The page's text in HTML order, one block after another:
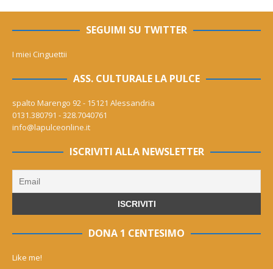
SEGUIMI SU TWITTER
I miei Cinguettii
ASS. CULTURALE LA PULCE
spalto Marengo 92 - 15121 Alessandria
0131.380791 - 328.7040761
info@lapulceonline.it
ISCRIVITI ALLA NEWSLETTER
DONA 1 CENTESIMO
Like me!